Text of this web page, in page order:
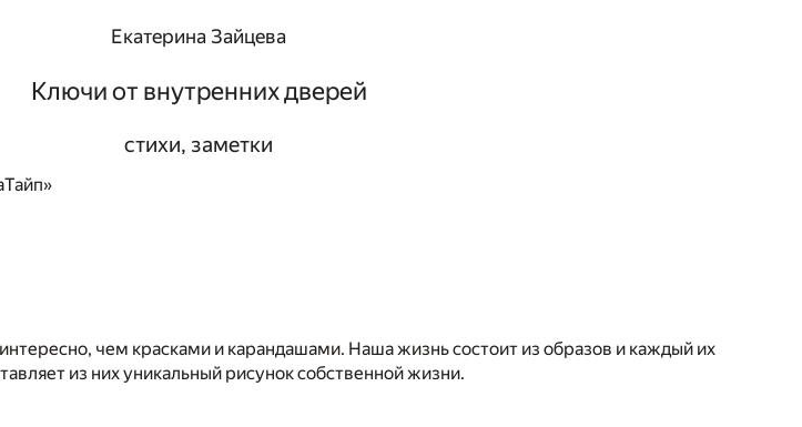
Екатерина Зайцева
Ключи от внутренних дверей
стихи, заметки
чем красками и карандашами. Наша жизнь состоит из образов и каждый их
из них уникальный рисунок собственной жизни.